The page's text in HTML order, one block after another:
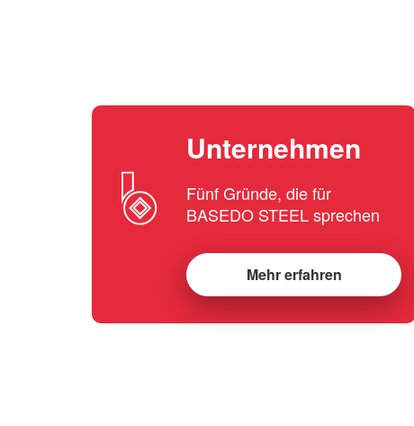
Unternehmen
Fünf Gründe, die für
BASEDO STEEL sprechen
Mehr erfahren